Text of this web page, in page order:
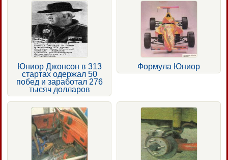
Юниор Джонсон в 313
стартах одержал 50
побед и заработал 276
тысяч долларов
Формула Юниор